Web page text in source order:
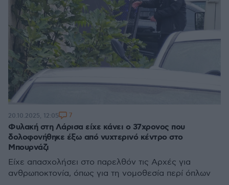
Φυλακή στη Λάρισα είχε κάνει ο 37χρονος που
δολοφονήθηκε έξω από νυχτερινό κέντρο στο
Μπουρνάζι
Είχε απασχολήσει στο παρελθόν τις Αρχές για
ανθρωποκτονία, όπως για τη νομοθεσία περί όπλων
20.10.2025, 12:05 7